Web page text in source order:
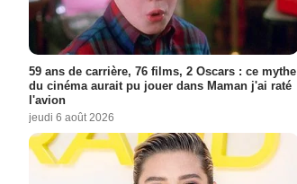
59 ans de carrière, 76 films, 2 Oscars : ce mythe
du cinéma aurait pu jouer dans Maman j'ai raté
l'avion
jeudi 6 août 2026